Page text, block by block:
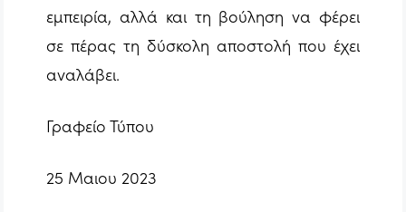
εμπειρία, αλλά και τη βούληση να φέρει
σε πέρας τη δύσκολη αποστολή που έχει
αναλάβει.
Γραφείο Τύπου
25 Μαιου 2023